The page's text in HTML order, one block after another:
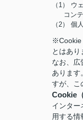
（1） ウ
コン
（2） 個
※Cookie
とはあり
なお、広
あります
すが、こ
Cookie
インター
用する情